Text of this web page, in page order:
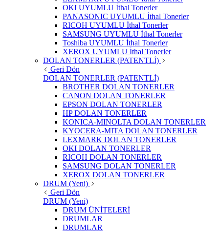
OKI UYUMLU İthal Tonerler
PANASONIC UYUMLU İthal Tonerler
RICOH UYUMLU İthal Tonerler
SAMSUNG UYUMLU İthal Tonerler
Toshiba UYUMLU İthal Tonerler
XEROX UYUMLU İthal Tonerler
DOLAN TONERLER (PATENTLİ)
Geri Dön
DOLAN TONERLER (PATENTLİ)
BROTHER DOLAN TONERLER
CANON DOLAN TONERLER
EPSON DOLAN TONERLER
HP DOLAN TONERLER
KONICA-MINOLTA DOLAN TONERLER
KYOCERA-MITA DOLAN TONERLER
LEXMARK DOLAN TONERLER
OKI DOLAN TONERLER
RICOH DOLAN TONERLER
SAMSUNG DOLAN TONERLER
XEROX DOLAN TONERLER
DRUM (Yeni)
Geri Dön
DRUM (Yeni)
DRUM ÜNİTELERİ
DRUMLAR
DRUMLAR